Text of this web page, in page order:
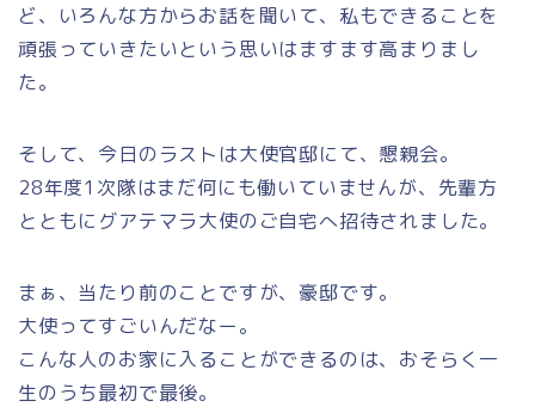
ど、いろんな方からお話を聞いて、私もできることを
頑張っていきたいという思いはますます高まりまし
た。
そして、今日のラストは大使官邸にて、懇親会。
28年度1次隊はまだ何にも働いていませんが、先輩方
とともにグアテマラ大使のご自宅へ招待されました。
まぁ、当たり前のことですが、豪邸です。
大使ってすごいんだなー。
こんな人のお家に入ることができるのは、おそらく一
生のうち最初で最後。